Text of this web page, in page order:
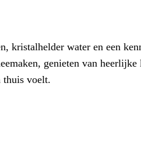
water en een
genieten van
thuis voelt.